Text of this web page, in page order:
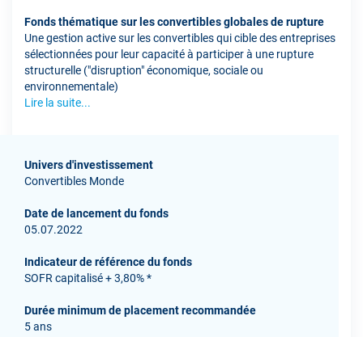
Fonds thématique sur les convertibles globales de rupture
Une gestion active sur les convertibles qui cible des entreprises
sélectionnées pour leur capacité à participer à une rupture
structurelle ("disruption" économique, sociale ou
environnementale)
Lire la suite...
Univers d'investissement
Convertibles Monde
Date de lancement du fonds
05.07.2022
Indicateur de référence du fonds
SOFR capitalisé + 3,80% *
Durée minimum de placement recommandée
5 ans